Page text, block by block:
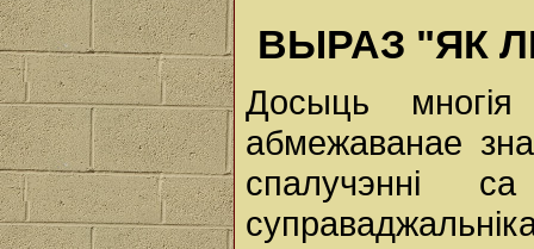
ВЫРАЗ "ЯК
Досыць
абмежаванае
спалучэнні